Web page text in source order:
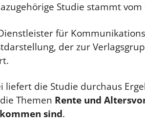
Studie stammt vom
für
der zur
liefert die Studie durchaus
Themen Rente und
sind.